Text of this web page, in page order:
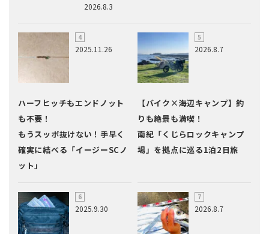
2026.8.3
2025.11.26
ハーフヒッチもエンドノット
も不要！
もうスッポ抜けない！手早く
確実に結べる「イージーSCノ
ット」
2026.8.7
【バイク×海辺キャンプ】釣
りも絶景も満喫！
南紀「くじらロックキャンプ
場」を拠点に巡る1泊2日旅
2025.9.30 2026.8.7